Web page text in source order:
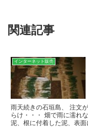
関連記事
インターネット販売
雨天続きの石垣島、 注文
らけ・・・ 畑で雨に濡れ
泥、根に付着した泥、表